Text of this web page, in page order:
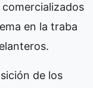
comercializados
en la traba
de los